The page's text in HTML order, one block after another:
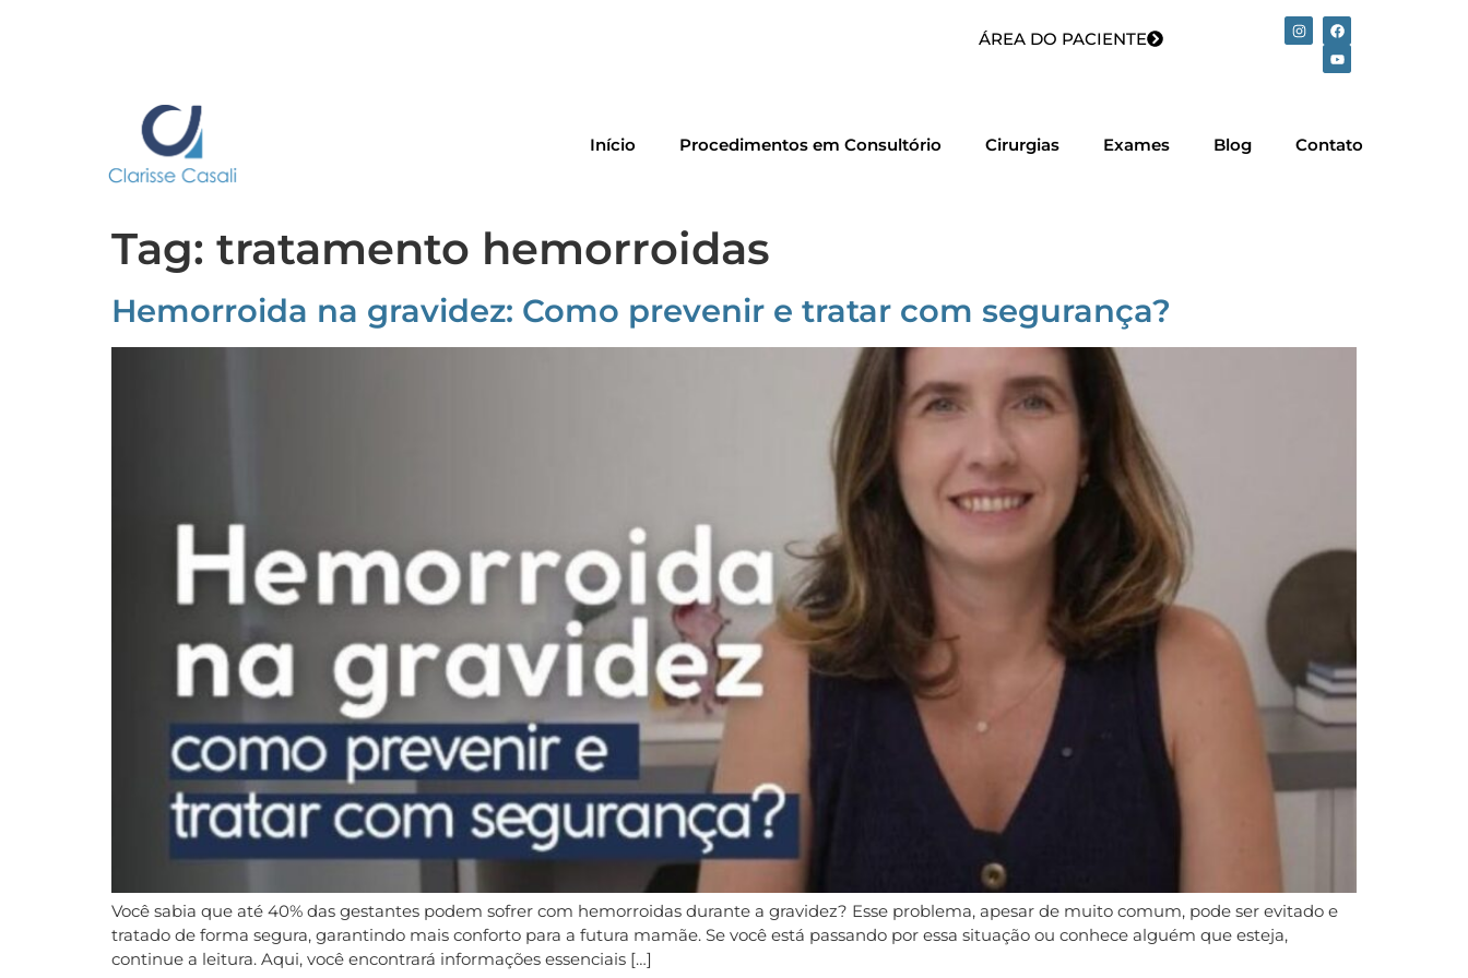
ÁREA DO PACIENTE
Início Procedimentos em Consultório Cirurgias Exames Blog Contato
Tag: tratamento hemorroidas
Hemorroida na gravidez: Como prevenir e tratar com segurança?
Você sabia que até 40% das gestantes podem sofrer com hemorroidas durante a gravidez? Esse problema, apesar de muito comum, pode ser evitado e
tratado de forma segura, garantindo mais conforto para a futura mamãe. Se você está passando por essa situação ou conhece alguém que esteja,
continue a leitura. Aqui, você encontrará informações essenciais […]